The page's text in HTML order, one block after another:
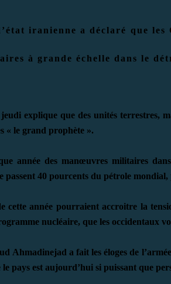
iranienne a déclaré que
à grande échelle dans le
explique que des unités terrestres,
« le grand prophète ».
année des manœuvres militaires
passent 40 pourcents du pétrole
cette année pourraient accroitre la
nucléaire, que les occidentaux
Ahmadinejad a fait les éloges de
pays est aujourd’hui si puissant que